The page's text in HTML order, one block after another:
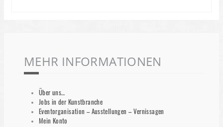
MEHR INFORMATIONEN
Über uns…
Jobs in der Kunstbranche
Eventorganisation – Ausstellungen – Vernissagen
Mein Konto